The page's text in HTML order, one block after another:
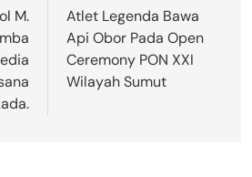
M.
Atlet Legenda Bawa
Api Obor Pada Open
Ceremony PON XXI
Wilayah Sumut